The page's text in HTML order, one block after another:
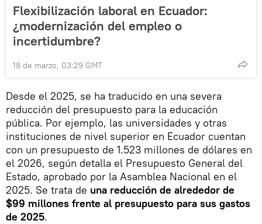
Flexibilización laboral en Ecuador:
¿modernización del empleo o
incertidumbre?
18 de marzo, 03:29 GMT
Desde el 2025, se ha traducido en una severa
reducción del presupuesto para la educación
pública. Por ejemplo, las universidades y otras
instituciones de nivel superior en Ecuador cuentan
con un presupuesto de 1.523 millones de dólares en
el 2026, según detalla el Presupuesto General del
Estado, aprobado por la Asamblea Nacional en el
2025. Se trata de una reducción de alrededor de
$99 millones frente al presupuesto para sus gastos
de 2025.